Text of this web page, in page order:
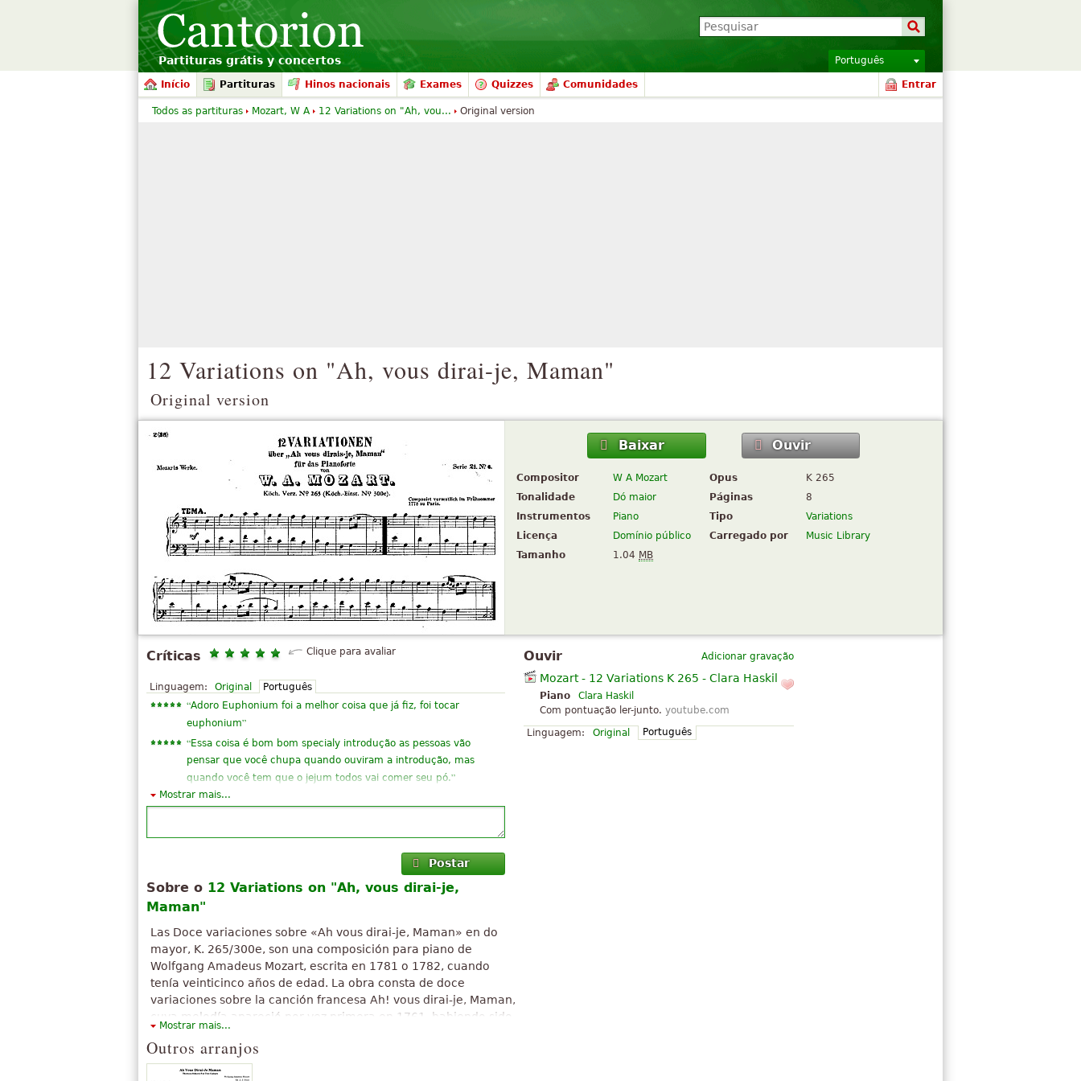
Partituras grátis y concertos Português
Início Partituras Hinos nacionais Exames Quizzes Comunidades Entrar
12 Variations on "Ah, vous dirai-je, Maman"
Original version
Baixar Ouvir
Compositor W A Mozart Opus
K 265
Tonalidade
Dó maior Páginas
8
Instrumentos
Piano Tipo
Variations
Licença
Domínio público Carregado por
Music Library
Tamanho
1.04 MB
Adicionar gravação
Ouvir
Mozart - 12 Variations K 265 - Clara Haskil
Piano
Clara Haskil
Com pontuação ler-junto. youtube.com
Linguagem:
Original Português
Críticas Clique para avaliar
Linguagem: Original Português
“Adoro Euphonium foi a melhor coisa que já fiz, foi tocar
euphonium”
“Essa coisa é bom bom specialy introdução as pessoas vão
pensar que você chupa quando ouviram a introdução, mas
quando você tem que o jejum todos vai comer seu pó.”
“Soa como uma boa canção quando crianças que praticam e
Ótimo para obter som mesmo em um "velho" como eu.
“ Eu gosto, é meu compositor favorito do classicismo.”
“A pontuação é boa, mas carece de trinados!
“perfeitamente harmoniosa com a música de Mozart”
“ Simples e bonito. Ele transmite alegria.”
“LTS boas e fácil de ouvir também ”
“
”
Ver todos (32)
Mostrar mais...
Postar
Sobre o 12 Variations on "Ah, vous dirai-je,
Maman"
Las Doce variaciones sobre «Ah vous dirai-je, Maman» en do
mayor, K. 265/300e, son una composición para piano de
Wolfgang Amadeus Mozart, escrita en 1781 o 1782, cuando
tenía veinticinco años de edad. La obra consta de doce
variaciones sobre la canción francesa Ah! vous dirai-je, Maman,
cuya melodía apareció por vez primera en 1761, habiendo sido
usada desde entonces para muchas canciones infantiles, como
Campanita del lugar.
O texto acima está disponível sob licença de Creative Commons
Mostrar mais...
Outros arranjos
Todos as partituras Mozart, W A 12 Variations on "Ah, vou... Original version